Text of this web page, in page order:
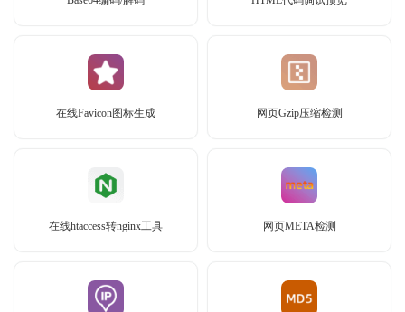
在线Favicon图标生成 网页Gzip压缩检测
在线htaccess转nginx工具 网页META检测